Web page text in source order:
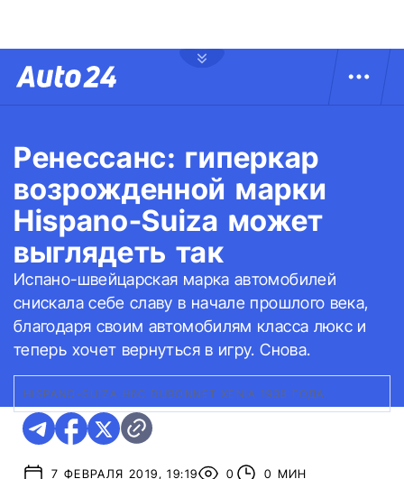
Ренессанс: гиперкар
возрожденной марки
Hispano-Suiza может
выглядеть так
Испано-швейцарская марка автомобилей
снискала себе славу в начале прошлого века,
благодаря своим автомобилям класса люкс и
теперь хочет вернуться в игру. Снова.
HISPANO-SUIZA H6C DUBONNET XENIA 1938 ГОДА
7 ФЕВРАЛЯ 2019, 19:19 0 0 МИН